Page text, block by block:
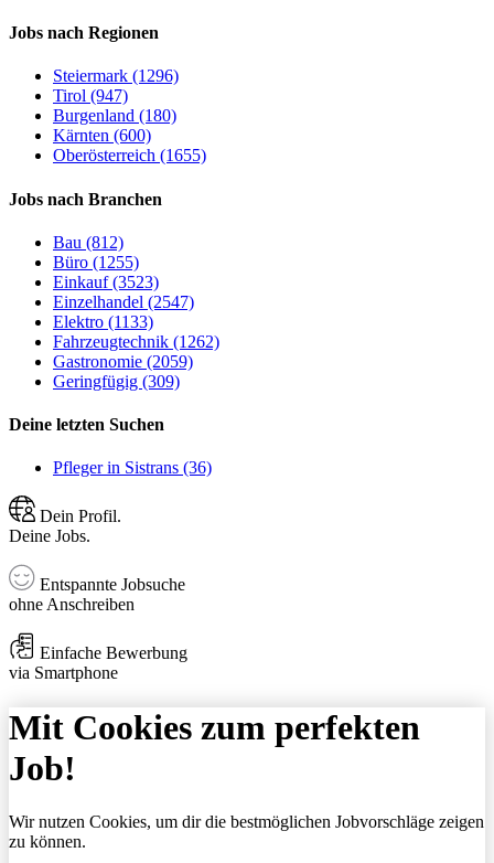
Jobs nach Regionen
Steiermark (1296)
Tirol (947)
Burgenland (180)
Kärnten (600)
Oberösterreich (1655)
Jobs nach Branchen
Bau (812)
Büro (1255)
Einkauf (3523)
Einzelhandel (2547)
Elektro (1133)
Fahrzeugtechnik (1262)
Gastronomie (2059)
Geringfügig (309)
Deine letzten Suchen
Pfleger in Sistrans (36)
Dein Profil.
Deine Jobs.
Entspannte Jobsuche
ohne Anschreiben
Einfache Bewerbung
via Smartphone
Mit Cookies zum perfekten
Job!
Wir nutzen Cookies, um dir die bestmöglichen Jobvorschläge zeigen
zu können.